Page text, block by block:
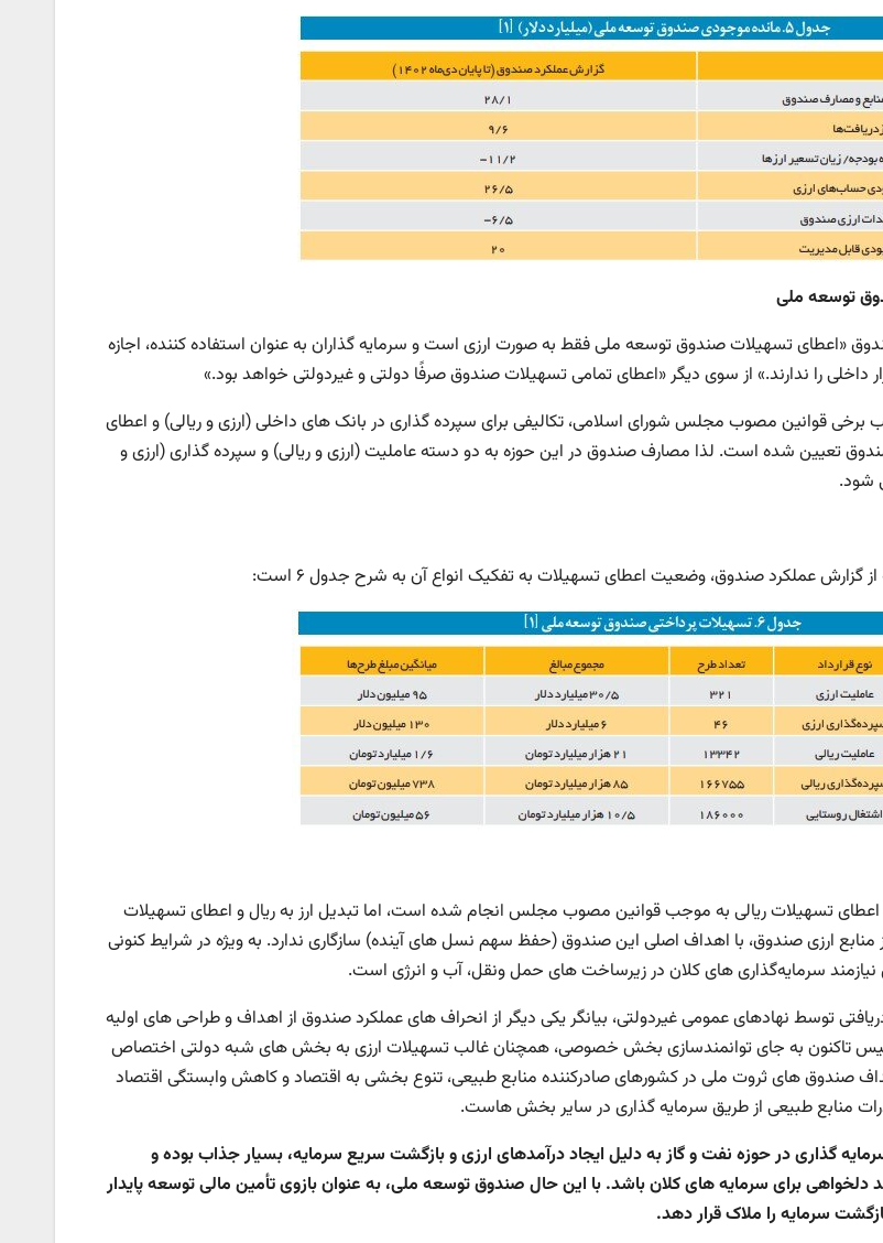
توسعه ملی
«اعطای تسهیلات صندوق توسعه ملی فقط به صورت ارزی است و سرمایه گذاران به عنوان استفاده کننده، اجازه
داخلی را ندارند.» از سوی دیگر «اعطای تمامی تسهیلات صندوق صرفًا دولتی و غیردولتی خواهد بود.»
برخی قوانین مصوب مجلس شورای اسلامی، تکالیفی برای سپرده گذاری در بانک های داخلی (ارزی و ریالی) و اعطای
تعیین شده است. لذا مصارف صندوق در این حوزه به دو دسته عاملیت (ارزی و ریالی) و سپرده گذاری (ارزی و
شود.
گزارش عملکرد صندوق، وضعیت اعطای تسهیلات به تفکیک انواع آن به شرح جدول ۶ است:
اعطای تسهیلات ریالی به موجب قوانین مصوب مجلس انجام شده است، اما تبدیل ارز به ریال و اعطای تسهیلات
منابع ارزی صندوق، با اهداف اصلی این صندوق (حفظ سهم نسل های آینده) سازگاری ندارد. به ویژه در شرایط کنونی
سرمایه‌گذاری های کلان در زیرساخت های حمل ونقل، آب و انرژی است.
توسط نهادهای عمومی غیردولتی، بیانگر یکی دیگر از انحراف های عملکرد صندوق از اهداف و طراحی های اولیه
تاکنون به جای توانمندسازی بخش خصوصی، همچنان غالب تسهیلات ارزی به بخش های شبه دولتی اختصاص
صندوق های ثروت ملی در کشورهای صادرکننده منابع طبیعی، تنوع بخشی به اقتصاد و کاهش وابستگی اقتصاد
منابع طبیعی از طریق سرمایه گذاری در سایر بخش هاست.
گذاری در حوزه نفت و گاز به دلیل ایجاد درآمدهای ارزی و بازگشت سریع سرمایه، بسیار جذاب بوده و
برای سرمایه های کلان باشد. با این حال صندوق توسعه ملی، به عنوان بازوی تأمین مالی توسعه پایدار
سرمایه را ملاک قرار دهد.